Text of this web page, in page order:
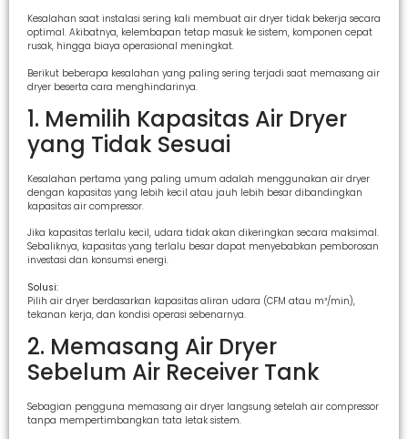
Kesalahan saat instalasi sering kali membuat air dryer tidak bekerja secara
optimal. Akibatnya, kelembapan tetap masuk ke sistem, komponen cepat
rusak, hingga biaya operasional meningkat.
Berikut beberapa kesalahan yang paling sering terjadi saat memasang air
dryer beserta cara menghindarinya.
1. Memilih Kapasitas Air Dryer
yang Tidak Sesuai
Kesalahan pertama yang paling umum adalah menggunakan air dryer
dengan kapasitas yang lebih kecil atau jauh lebih besar dibandingkan
kapasitas air compressor.
Jika kapasitas terlalu kecil, udara tidak akan dikeringkan secara maksimal.
Sebaliknya, kapasitas yang terlalu besar dapat menyebabkan pemborosan
investasi dan konsumsi energi.
Solusi:
Pilih air dryer berdasarkan kapasitas aliran udara (CFM atau m³/min),
tekanan kerja, dan kondisi operasi sebenarnya.
2. Memasang Air Dryer
Sebelum Air Receiver Tank
Sebagian pengguna memasang air dryer langsung setelah air compressor
tanpa mempertimbangkan tata letak sistem.